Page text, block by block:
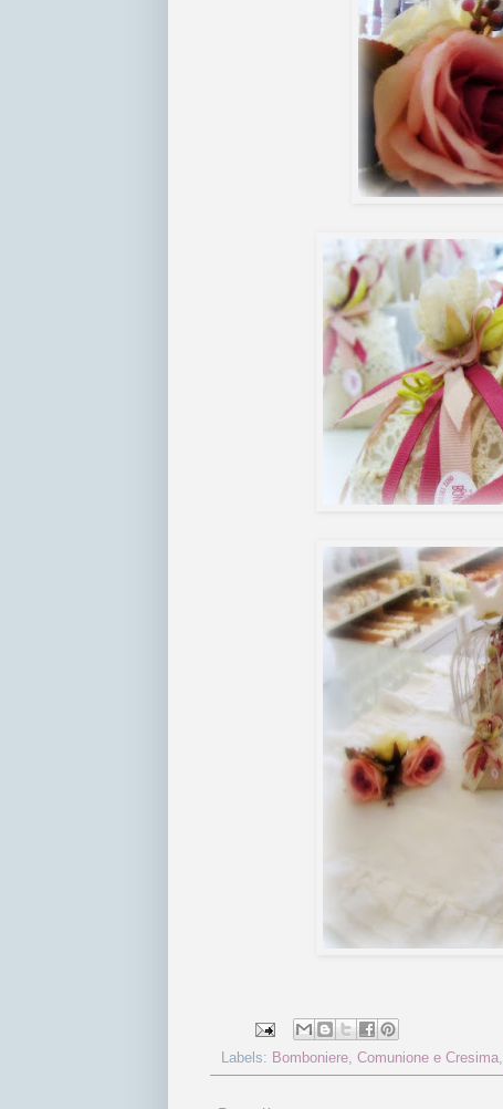
Labels: Bomboniere, Comunione e Cresima,